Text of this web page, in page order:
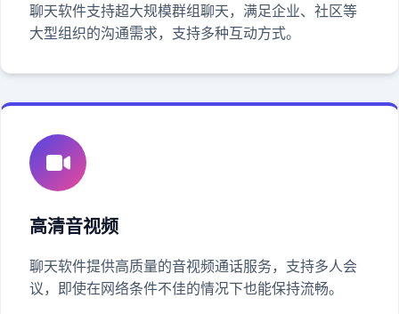
聊天软件支持超大规模群组聊天，满足企业、社区等
大型组织的沟通需求，支持多种互动方式。
高清音视频
聊天软件提供高质量的音视频通话服务，支持多人会
议，即使在网络条件不佳的情况下也能保持流畅。